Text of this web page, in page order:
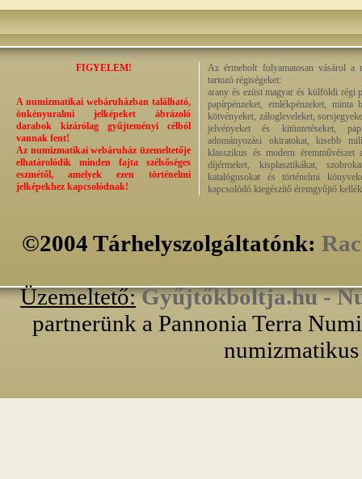
FIGYELEM!
A numizmatikai webáruházban található,
önkényuralmi jelképeket ábrázoló
darabok kizárólag gyűjteményi célból
vannak fent!
Az numizmatikai webáruház üzemeltetője
elhatárolódik minden fajta szélsőséges
eszmétől, amelyek ezen történelmi
jelképekhez kapcsolódnak!
Az érmebolt folyamatosan vásárol a
tartozó régiségeket:
arany és ezüst magyar és külföldi régi
papírpénzeket, emlékpénzeket, minta
kötvényeket, zálogleveleket,
jelvényeket és kitüntetéseket,
adományozási okiratokat, kisebb
klasszikus és modern éremművészet
díjérmeket, kisplasztikákat,
katalógusokat és történelmi
kapcsolódó kiegészítő éremgyűjtő
©2004 Tárhelyszolgáltatónk:
Üzemeltető: Gyűjtőkboltja.hu -
partnerünk a Pannonia Terra
numizmatikus